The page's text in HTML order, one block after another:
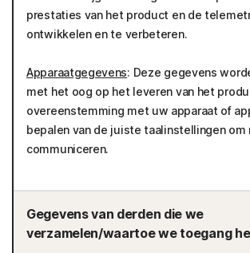
prestaties van het product en de
ontwikkelen en te verbeteren.
Apparaatgegevens: Deze gegevens
met het oog op het leveren van het
overeenstemming met uw apparaat of
bepalen van de juiste taalinstellingen om
communiceren.
Gegevens van derden die we
verzamelen/waartoe we toegang